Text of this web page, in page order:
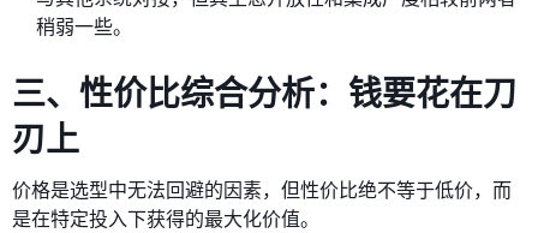
稍弱一些。
三、性价比综合分析：钱要花在刀
刃上
价格是选型中无法回避的因素，但性价比绝不等于低价，而
是在特定投入下获得的最大化价值。